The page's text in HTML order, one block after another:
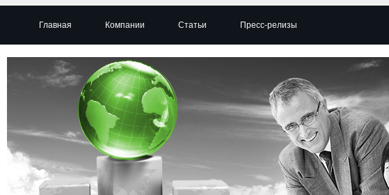
Главная Компании Статьи Пресс-релизы